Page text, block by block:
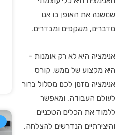
שמשנה את האופן בו אנו
מדברים, משקפים ומבדרים.
אנימציה היא לא רק אומנות –
היא מקצוע של ממש. קורס
אנימציה מזמן לכם מסלול ברור
לעולם העבודה, ומאפשר
ללמוד את הכלים הטכניים
והיצירתיים הנדרשים להצלחה.